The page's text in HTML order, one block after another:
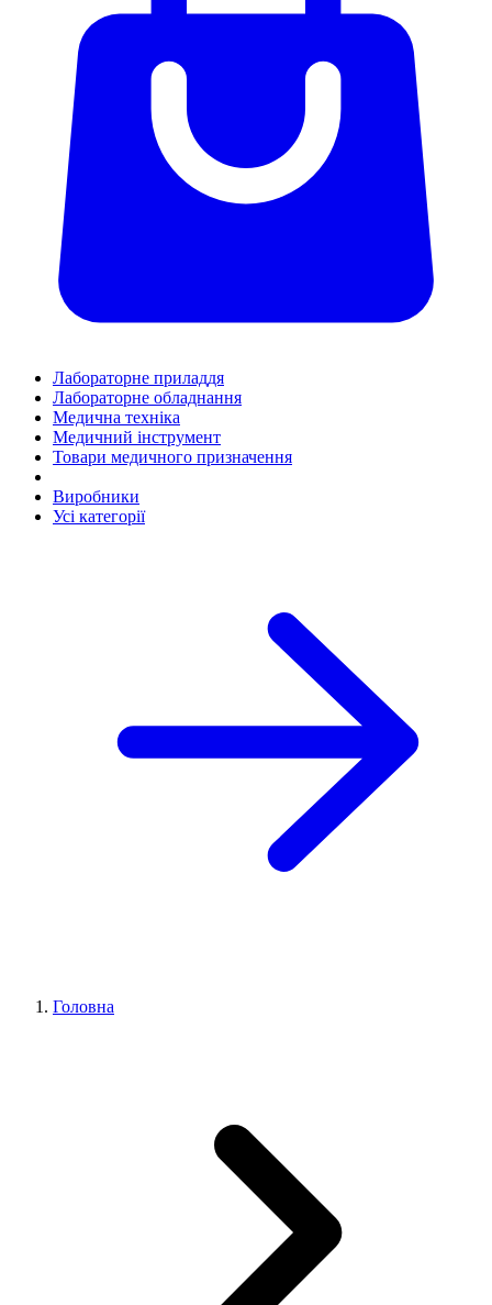
Лабораторне приладдя
Лабораторне обладнання
Медична техніка
Медичний інструмент
Товари медичного призначення
Виробники
Усі категорії
Головна